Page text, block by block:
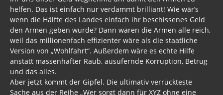
helfen. Das ist einfach nur verdammt brilliant! Wie wär’s
wenn die Hälfte des Landes einfach ihr beschissenes Geld
den Armen geben würde? Dann wären die Armen alle reich,
weil das millionenfach effizienter wäre als die staatliche
Version von „Wohlfahrt“. Außerdem wäre es echte Hilfe
anstatt massenhafter Raub, ausufernde Korruption, Betrug
und das alles.
Aber jetzt kommt der Gipfel. Die ultimativ verrückteste
Sache aus der Reihe „Wer sorgt dann für XYZ ohne eine